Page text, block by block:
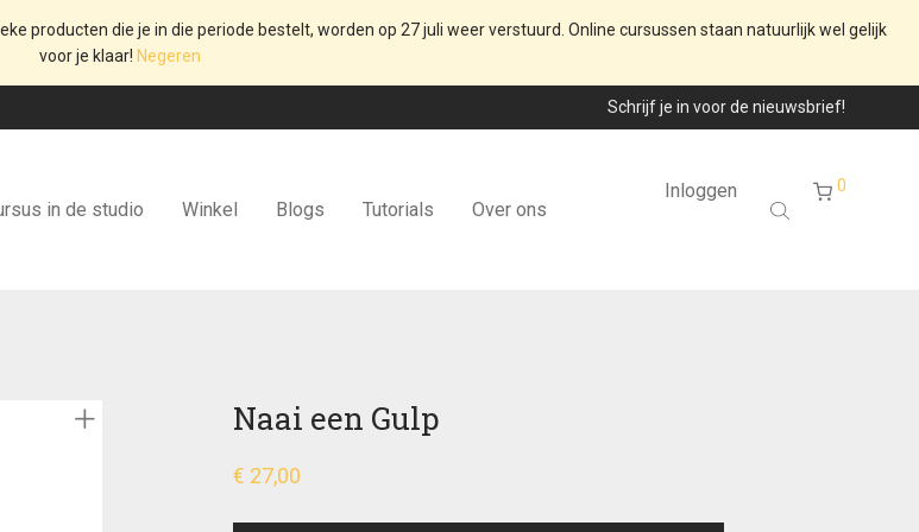
producten die je in die periode bestelt, worden op 27 juli weer verstuurd. Online cursussen staan natuurlijk wel gelijk
voor je klaar! Negeren
Schrijf je in voor de nieuwsbrief!
in de studio Winkel Blogs Tutorials Over ons
Inloggen 0
Naai een Gulp
€ 27,00